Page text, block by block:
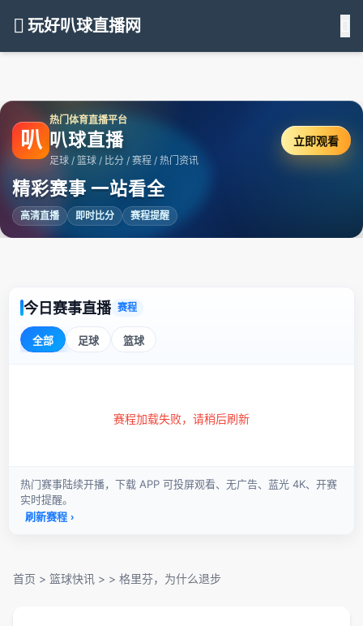
玩好叭球直播网
叭
热门体育直播平台
叭球直播
足球 / 篮球 / 比分 / 赛程 / 热门资讯
精彩赛事 一站看全
高清直播 即时比分 赛程提醒
立即观看
首页 > 篮球快讯 > > 格里芬，为什么退步